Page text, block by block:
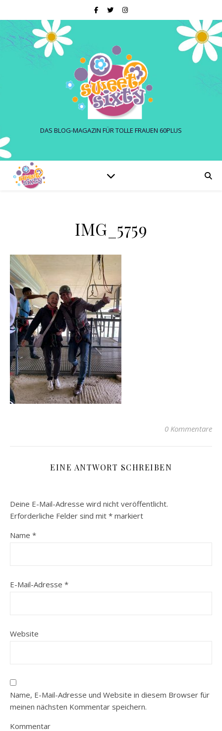
DAS BLOG-MAGAZIN FÜR TOLLE FRAUEN 60PLUS
IMG_5759
0 Kommentare
EINE ANTWORT SCHREIBEN
Deine E-Mail-Adresse wird nicht veröffentlicht.
Erforderliche Felder sind mit * markiert
Name *
E-Mail-Adresse *
Website
Name, E-Mail-Adresse und Website in diesem Browser für
meinen nächsten Kommentar speichern.
Kommentar